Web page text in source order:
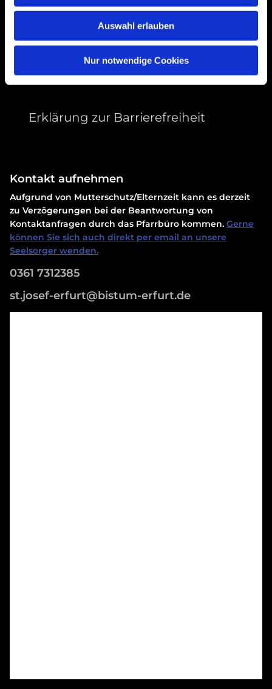
Auswahl erlauben
Nur notwendige Cookies
Erklärung zur Barrierefreiheit
Kontakt aufnehmen
Aufgrund von Mutterschutz/Elternzeit kann es derzeit
zu Verzögerungen bei der Beantwortung von
Kontaktanfragen durch das Pfarrbüro kommen. Gerne
können Sie sich auch direkt per email an unsere
Seelsorger wenden.
0361 7312385
st.josef-erfurt@bistum-erfurt.de